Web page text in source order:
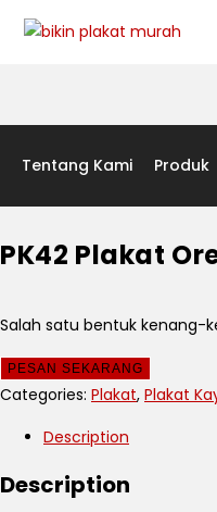
Tentang Kami Produk
PK42 Plakat
Salah satu bentuk kenang-
PESAN SEKARANG
Categories: Plakat, Plakat
Description
Description